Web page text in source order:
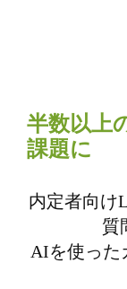
半数以上
課題に
内定者向け
質
AIを使った